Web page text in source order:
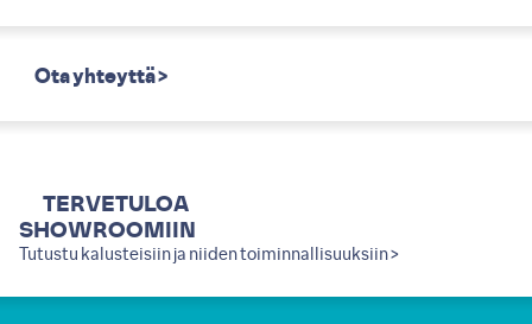
Ota yhteyttä >
TERVETULOA
SHOWROOMIIN
Tutustu kalusteisiin ja niiden toiminnallisuuksiin >